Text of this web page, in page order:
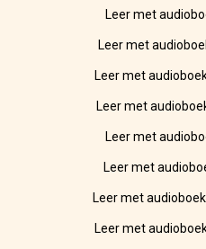
Leer met
Leer met
Leer met
Leer met
Leer met
Leer met
Leer met
Leer met